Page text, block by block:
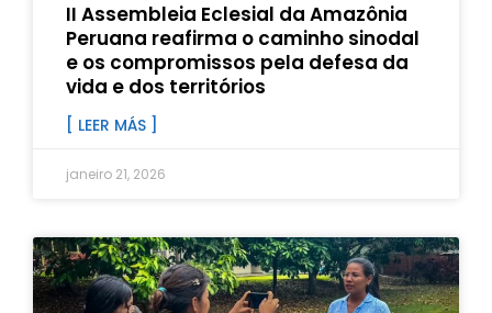
II Assembleia Eclesial da Amazônia
Peruana reafirma o caminho sinodal
e os compromissos pela defesa da
vida e dos territórios
[ LEER MÁS ]
janeiro 21, 2026